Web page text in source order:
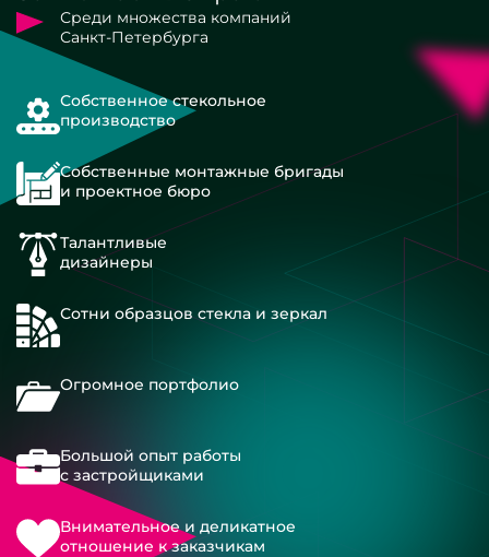
Среди множества компаний
Санкт-Петербурга
Собственное стекольное
производство
Собственные монтажные бригады
и проектное бюро
Талантливые
дизайнеры
Сотни образцов стекла и зеркал
Огромное портфолио
Большой опыт работы
с застройщиками
Внимательное и деликатное
отношение к заказчикам